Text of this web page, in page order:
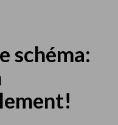
schéma: